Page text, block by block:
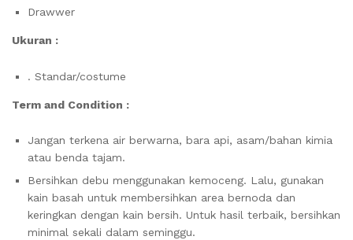
Drawwer
Ukuran :
. Standar/costume
Term and Condition :
Jangan terkena air berwarna, bara api, asam/bahan kimia
atau benda tajam.
Bersihkan debu menggunakan kemoceng. Lalu, gunakan
kain basah untuk membersihkan area bernoda dan
keringkan dengan kain bersih. Untuk hasil terbaik, bersihkan
minimal sekali dalam seminggu.